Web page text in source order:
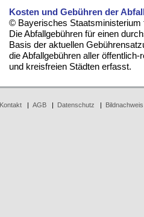
Kosten und Gebühren der
© Bayerisches Staatsministerium
Die Abfallgebühren für einen
Basis der aktuellen
die Abfallgebühren aller
und kreisfreien Städten erfasst.
Kontakt| AGB| Datenschutz Bildnachweis